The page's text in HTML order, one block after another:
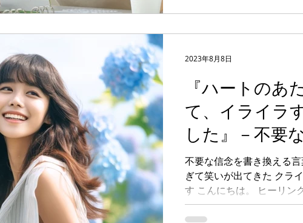
『ハートのあ
て、イライラ
した』－不要
ッション クラ
不要な信念を書き換える
ぎて笑いが出てきた クラ
す こんにちは。 ヒーリン
す。 四国・徳島を拠点に
り、 魂に目覚めて自分自
2023年8月8日